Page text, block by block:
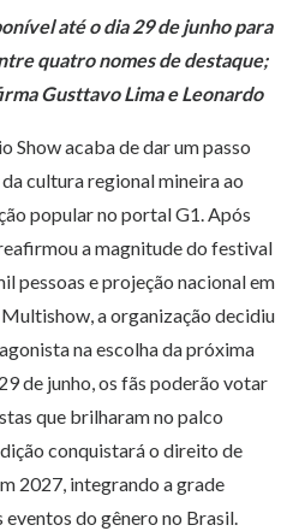
até o dia 29 de junho para
quatro nomes de destaque;
Gusttavo Lima e Leonardo
Show acaba de dar um passo
cultura regional mineira ao
popular no portal G1. Após
a magnitude do festival
pessoas e projeção nacional em
a organização decidiu
na escolha da próxima
de junho, os fãs poderão votar
que brilharam no palco
conquistará o direito de
2027, integrando a grade
do gênero no Brasil.